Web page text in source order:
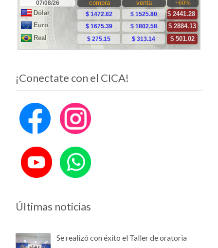
entradas
¡Conectate con el CICA!
Últimas noticias
Se realizó con éxito el Taller de oratoria